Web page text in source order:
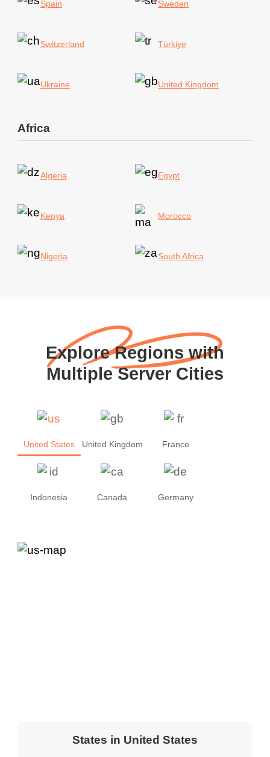
Spain Sweden
Switzerland Türkiye
Ukraine United Kingdom
Africa
Algeria Egypt
Kenya Morocco
Nigeria South Africa
Explore Regions with
Multiple Server Cities
United States United Kingdom France
Indonesia Canada Germany
States in United States